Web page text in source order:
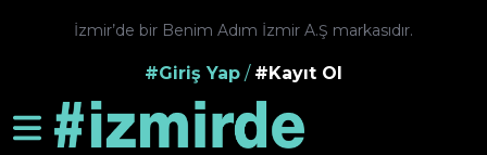
İzmir’de bir Benim Adım İzmir A.Ş markasıdır.
#Giriş Yap / #Kayıt Ol